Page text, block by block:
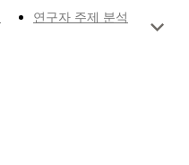
연구자 주제 분석